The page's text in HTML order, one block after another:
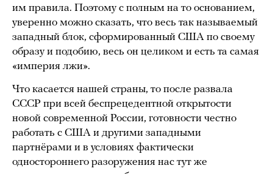
им правила. Поэтому с полным на то основанием,
уверенно можно сказать, что весь так называемый
западный блок, сформированный США по своему
образу и подобию, весь он целиком и есть та самая
«империя лжи».
Что касается нашей страны, то после развала
СССР при всей беспрецедентной открытости
новой современной России, готовности честно
работать с США и другими западными
партнёрами и в условиях фактически
одностороннего разоружения нас тут же